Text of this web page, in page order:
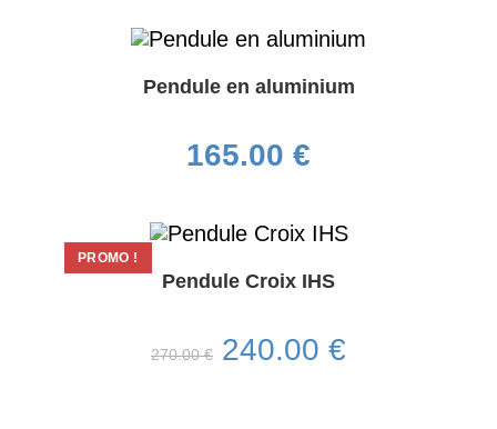
sur 5
Pendule en aluminium
165.00 €
PROMO !
Pendule Croix IHS
270.00€ 240.00 €